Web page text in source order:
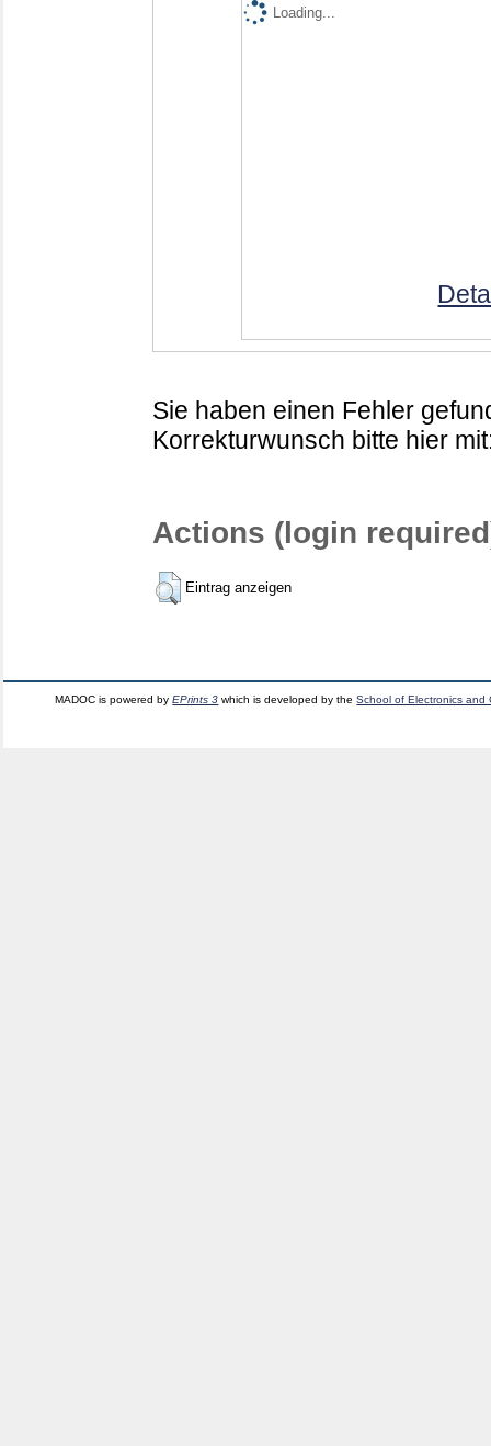
Loading...
Sie haben einen Fehler
Korrekturwunsch bitte hier
Actions (login
Eintrag anzeigen
MADOC is powered byEPrints 3 which is developed by theSchool of Electronics and